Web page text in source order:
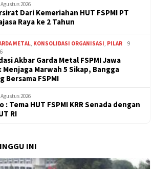
2026
Dari Kemeriahan HUT FSPMI PT
Raya ke 2 Tahun
METAL, KONSOLIDASI ORGANISASI, PILAR
9
Akbar Garda Metal FSPMI Jawa
Menjaga Marwah 5 Sikap, Bangga
Bersama FSPMI
2026
: Tema HUT FSPMI KRR Senada dengan
RI
INI